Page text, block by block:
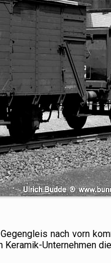
nach vorn
Keramik-Unternehmen